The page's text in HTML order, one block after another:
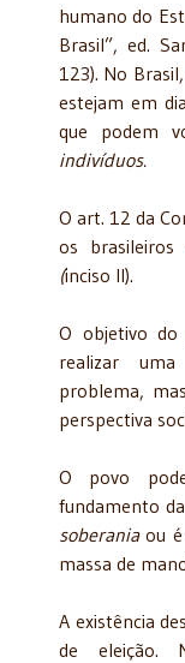
humano do
Brasil”, ed.
123). No
estejam em
que podem
indivíduos.
O art. 12 da
os brasileiros
(inciso II).
O objetivo
realizar
problema,
perspectiva
O povo
fundamento
soberaniaou é
massa de
A existência
de eleição.